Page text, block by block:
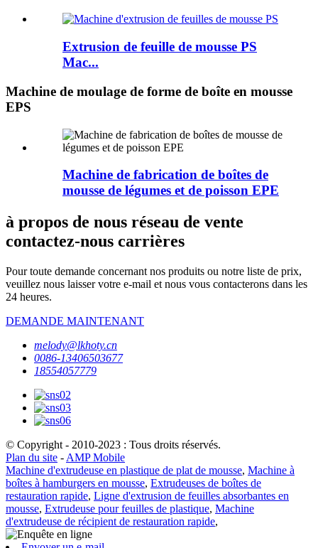
Extrusion de feuille de mousse PS
Mac...
Machine de moulage de forme de boîte en mousse
EPS
Machine de fabrication de boîtes de
mousse de légumes et de poisson EPE
à propos de nous réseau de vente
contactez-nous carrières
Pour toute demande concernant nos produits ou notre liste de prix,
veuillez nous laisser votre e-mail et nous vous contacterons dans les
24 heures.
DEMANDE MAINTENANT
melody@lkhoty.cn
0086-13406503677
18554057779
© Copyright - 2010-2023 : Tous droits réservés.
Plan du site - AMP Mobile
Machine d'extrudeuse en plastique de plat de mousse, Machine à
boîtes à hamburgers en mousse, Extrudeuses de boîtes de
restauration rapide, Ligne d'extrusion de feuilles absorbantes en
mousse, Extrudeuse pour feuilles de plastique, Machine
d'extrudeuse de récipient de restauration rapide,